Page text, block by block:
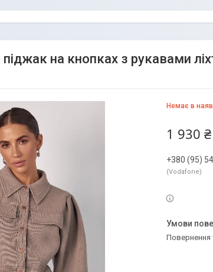
на кнопках з рукавами
Немає в
1 930 ₴
+380 (95)
Vodafone